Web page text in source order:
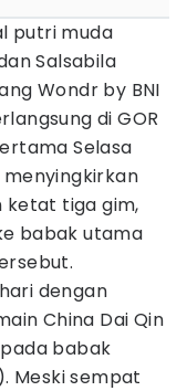
putri muda
Salsabila
Wondr by BNI
di GOR
Selasa
menyingkirkan
ketat tiga gim,
babak utama
dengan
China Dai Qin
pada babak
Meski sempat